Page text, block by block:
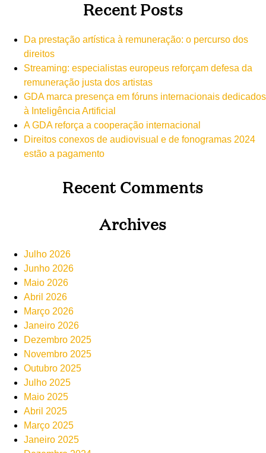
Recent Posts
Da prestação artística à remuneração: o percurso dos
direitos
Streaming: especialistas europeus reforçam defesa da
remuneração justa dos artistas
GDA marca presença em fóruns internacionais dedicados
à Inteligência Artificial
A GDA reforça a cooperação internacional
Direitos conexos de audiovisual e de fonogramas 2024
estão a pagamento
Recent Comments
Archives
Julho 2026
Junho 2026
Maio 2026
Abril 2026
Março 2026
Janeiro 2026
Dezembro 2025
Novembro 2025
Outubro 2025
Julho 2025
Maio 2025
Abril 2025
Março 2025
Janeiro 2025